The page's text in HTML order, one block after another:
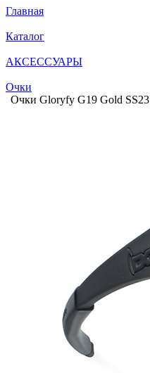
Главная
Каталог
АКСЕССУАРЫ
Очки
Очки Gloryfy G19 Gold SS23